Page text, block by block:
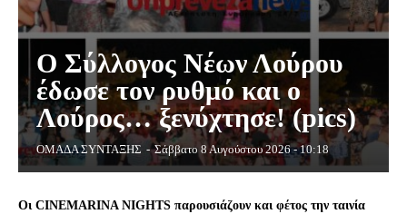
Ο Σύλλογος Νέων Λούρου
έδωσε τον ρυθμό και ο
Λούρος… ξενύχτησε! (pics)
ΟΜΑΔΑ ΣΥΝΤΑΞΗΣ - Σάββατο 8 Αυγούστου 2026 - 10:18
Οι CINEMARINA NIGHTS παρουσιάζουν και φέτος την ταινία